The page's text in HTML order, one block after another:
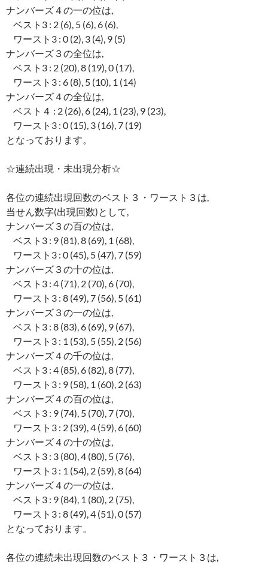
ナンバーズ４の一の位は,
ベスト3 : 2 (6), 5 (6), 6 (6),
ワースト3 : 0 (2), 3 (4), 9 (5)
ナンバーズ３の全位は,
ベスト3 : 2 (20), 8 (19), 0 (17),
ワースト3 : 6 (8), 5 (10), 1 (14)
ナンバーズ４の全位は,
ベスト４ : 2 (26), 6 (24), 1 (23), 9 (23),
ワースト3 : 0 (15), 3 (16), 7 (19)
となっております。
☆連続出現・未出現分析☆
各位の連続出現回数のベスト３・ワースト３は,
当せん数字(出現回数)として,
ナンバーズ３の百の位は,
ベスト3 : 9 (81), 8 (69), 1 (68),
ワースト3 : 0 (45), 5 (47), 7 (59)
ナンバーズ３の十の位は,
ベスト3 : 4 (71), 2 (70), 6 (70),
ワースト3 : 8 (49), 7 (56), 5 (61)
ナンバーズ３の一の位は,
ベスト3 : 8 (83), 6 (69), 9 (67),
ワースト3 : 1 (53), 5 (55), 2 (56)
ナンバーズ４の千の位は,
ベスト3 : 4 (85), 6 (82), 8 (77),
ワースト3 : 9 (58), 1 (60), 2 (63)
ナンバーズ４の百の位は,
ベスト3 : 9 (74), 5 (70), 7 (70),
ワースト3 : 2 (39), 4 (59), 6 (60)
ナンバーズ４の十の位は,
ベスト3 : 3 (80), 4 (80), 5 (76),
ワースト3 : 1 (54), 2 (59), 8 (64)
ナンバーズ４の一の位は,
ベスト3 : 9 (84), 1 (80), 2 (75),
ワースト3 : 8 (49), 4 (51), 0 (57)
となっております。
各位の連続未出現回数のベスト３・ワースト３は,